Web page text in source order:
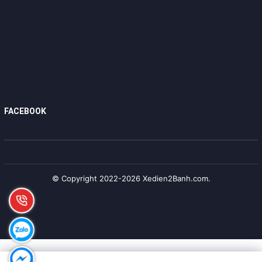
Cảm giác lái thực tế
Tăng tốc
Bánh xe 16 inch giúp xe phản hồi rất nhanh.
FACEBOOK
© Copyright 2022-2026 Xedien2Banh.com.